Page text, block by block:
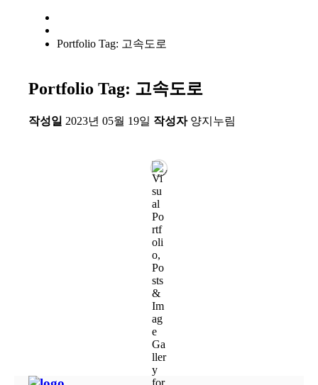
Portfolio Tag: 고속도로
Portfolio Tag: 고속도로
작성일 2023년 05월 19일 작성자양지누림